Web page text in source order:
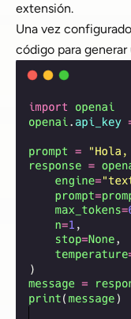
extensión.
Una vez
código para